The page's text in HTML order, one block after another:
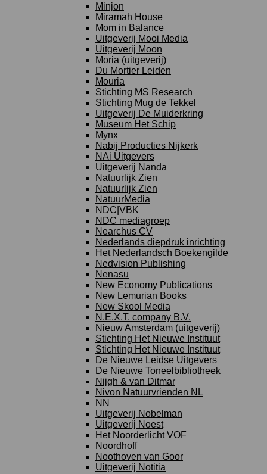
Minjon
Miramah House
Mom in Balance
Uitgeverij Mooi Media
Uitgeverij Moon
Moria (uitgeverij)
Du Mortier Leiden
Mouria
Stichting MS Research
Stichting Mug de Tekkel
Uitgeverij De Muiderkring
Museum Het Schip
Mynx
Nabij Producties Nijkerk
NAi Uitgevers
Uitgeverij Nanda
Natuurlijk Zien
Natuurlijk Zien
NatuurMedia
NDC|VBK
NDC mediagroep
Nearchus CV
Nederlands diepdruk inrichting
Het Nederlandsch Boekengilde
Nedvision Publishing
Nenasu
New Economy Publications
New Lemurian Books
New Skool Media
N.E.X.T. company B.V.
Nieuw Amsterdam (uitgeverij)
Stichting Het Nieuwe Instituut
Stichting Het Nieuwe Instituut
De Nieuwe Leidse Uitgevers
De Nieuwe Toneelbibliotheek
Nijgh & van Ditmar
Nivon Natuurvrienden NL
NN
Uitgeverij Nobelman
Uitgeverij Noest
Het Noorderlicht VOF
Noordhoff
Noothoven van Goor
Uitgeverij Notitia